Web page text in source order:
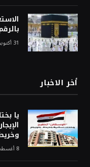
31 أكتوبر، 2025
أخر الاخبار
يا
8 أغسطس، 2026